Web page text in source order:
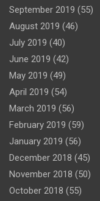
September 2019 (55)
August 2019 (46)
July 2019 (40)
June 2019 (42)
May 2019 (49)
April 2019 (54)
March 2019 (56)
February 2019 (59)
January 2019 (56)
December 2018 (45)
November 2018 (50)
October 2018 (55)